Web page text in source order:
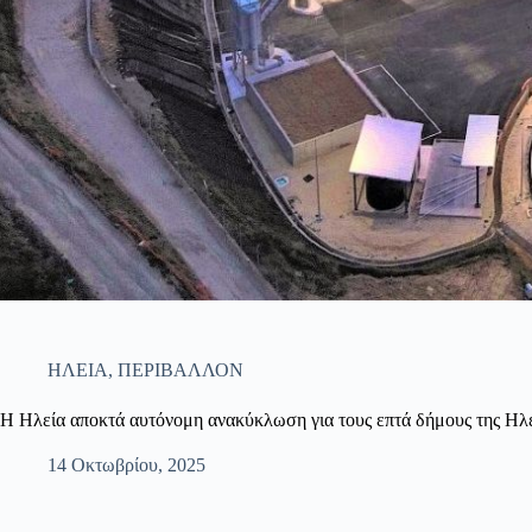
ΗΛΕΙΑ, ΠΕΡΙΒΑΛΛΟΝ
Η Ηλεία αποκτά αυτόνομη ανακύκλωση για τους επτά δήμους της
14 Οκτωβρίου, 2025